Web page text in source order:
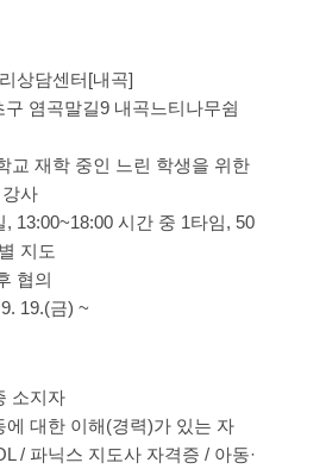
상담센터 [내곡]
구 염곡말길9 내곡느티나무쉼
교 재학 중인 느린 학생을 위한
사
, 13:00~18:00 시간 중 1타임, 50
지도
협의
19.(금) ~
소지자
에 대한 이해 (경력)가 있는 자
/ 파닉스 지도사 자격증 / 아동·